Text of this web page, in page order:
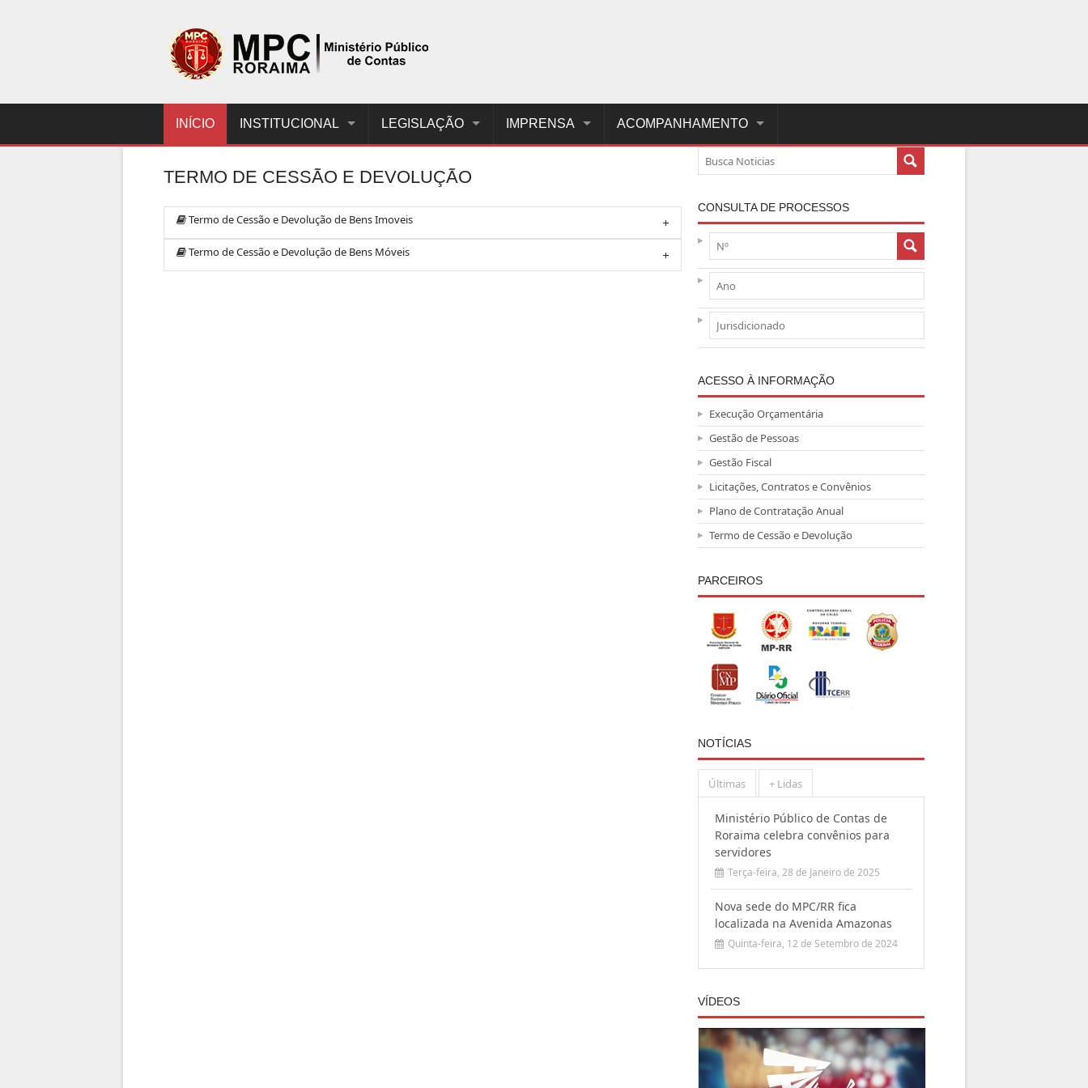
INÍCIO INSTITUCIONAL LEGISLAÇÃO IMPRENSA ACOMPANHAMENTO
TERMO DE CESSÃO E DEVOLUÇÃO
Termo de Cessão e Devolução de Bens Imoveis
Termo de Cessão e Devolução de Bens Móveis
CONSULTA DE PROCESSOS
ACESSO À INFORMAÇÃO
Execução Orçamentária
Gestão de Pessoas
Gestão Fiscal
Licitações, Contratos e Convênios
Plano de Contratação Anual
Termo de Cessão e Devolução
PARCEIROS
NOTÍCIAS
Últimas + Lidas
Ministério Público de Contas de
Roraima celebra convênios para
servidores
Terça-feira, 28 de Janeiro de 2025
Nova sede do MPC/RR fica
localizada na Avenida Amazonas
Quinta-feira, 12 de Setembro de 2024
VÍDEOS